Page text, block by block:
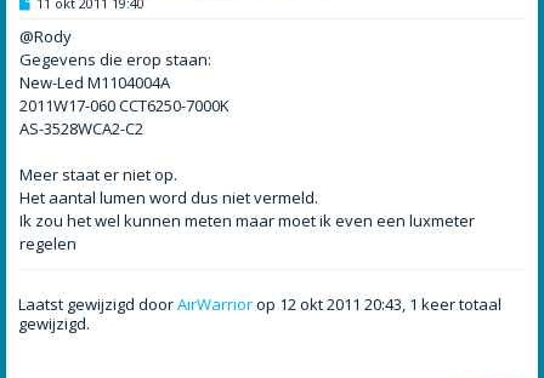
r
c
h
@Rody
Gegevens die erop staan:
New-Led M1104004A
2011W17-060 CCT6250-7000K
AS-3528WCA2-C2
Meer staat er niet op.
Het aantal lumen word dus niet vermeld.
Ik zou het wel kunnen meten maar moet ik even een luxmeter
regelen
Laatst gewijzigd doorAirWarriorop 12 okt 2011 20:43, 1 keer totaal
gewijzigd.